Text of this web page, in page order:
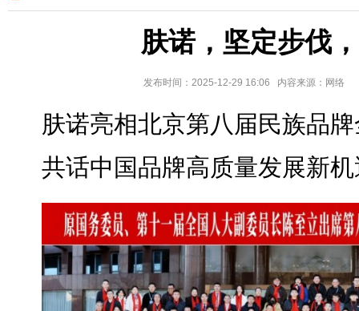
肤诺，坚定步伐
发布时间：2025-12-29 16:06 内容来源：网络
肤诺亮相北京第八届民族品
共话中国品牌高质量发展新